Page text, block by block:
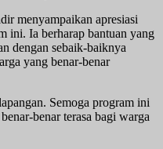
menyampaikan apresiasi
ini. Ia berharap bantuan yang
dengan sebaik-baiknya
yang benar-benar
Semoga program ini
benar terasa bagi warga